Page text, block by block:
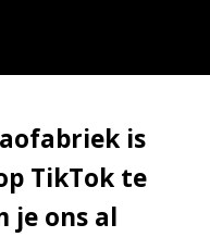
is
TikTok te
je ons al